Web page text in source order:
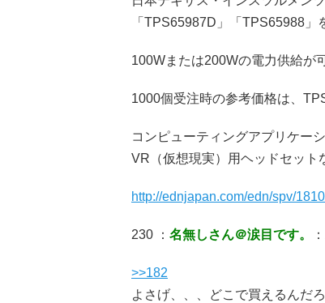
「TPS65987D」「TPS65988」
100Wまたは200Wの電力供給が
1000個受注時の参考価格は、
コンピューティングアプリケー
VR（仮想現実）用ヘッドセット
http://ednjapan.com/edn/spv/
230 ： 名無しさん＠涙目です。
>>182
よさげ、、、どこで買えるんだろ